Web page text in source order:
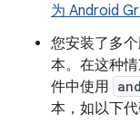
为 Android
您安装了多
本。在这种
件中使用
本，如以下代